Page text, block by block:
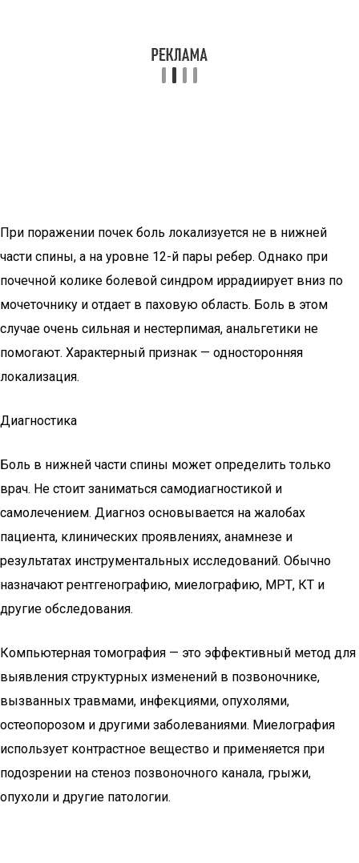
При поражении почек боль локализуется не в нижней
части спины, а на уровне 12-й пары ребер. Однако при
почечной колике болевой синдром иррадиирует вниз по
мочеточнику и отдает в паховую область. Боль в этом
случае очень сильная и нестерпимая, анальгетики не
помогают. Характерный признак — односторонняя
локализация.
Диагностика
Боль в нижней части спины может определить только
врач. Не стоит заниматься самодиагностикой и
самолечением. Диагноз основывается на жалобах
пациента, клинических проявлениях, анамнезе и
результатах инструментальных исследований. Обычно
назначают рентгенографию, миелографию, МРТ, КТ и
другие обследования.
Компьютерная томография — это эффективный метод для
выявления структурных изменений в позвоночнике,
вызванных травмами, инфекциями, опухолями,
остеопорозом и другими заболеваниями. Миелография
использует контрастное вещество и применяется при
подозрении на стеноз позвоночного канала, грыжи,
опухоли и другие патологии.